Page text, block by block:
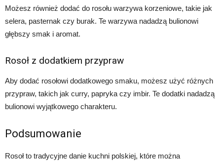
Możesz również dodać do rosołu warzywa korzeniowe, takie jak
selera, pasternak czy burak. Te warzywa nadadzą bulionowi
głębszy smak i aromat.
Rosoł z dodatkiem przypraw
Aby dodać rosołowi dodatkowego smaku, możesz użyć różnych
przypraw, takich jak curry, papryka czy imbir. Te dodatki nadadzą
bulionowi wyjątkowego charakteru.
Podsumowanie
Rosoł to tradycyjne danie kuchni polskiej, które można